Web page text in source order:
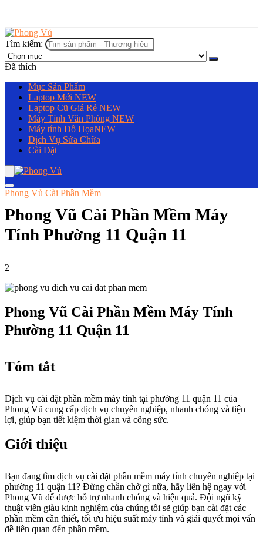
Tìm kiếm:
Đã thích
Mục Sản Phẩm
Laptop Mới NEW
Laptop Cũ Giá Rẻ NEW
Máy Tính Văn Phòng NEW
Máy tính Đồ HọaNEW
Dịch Vụ Sửa Chữa
Cài Đặt
Phong Vủ Cài Phần Mềm
Phong Vũ Cài Phần Mềm Máy
Tính Phường 11 Quận 11
2
Phong Vũ Cài Phần Mềm Máy Tính
Phường 11 Quận 11
Tóm tắt
Dịch vụ cài đặt phần mềm máy tính tại phường 11 quận 11 của
Phong Vũ cung cấp dịch vụ chuyên nghiệp, nhanh chóng và tiện
lợi, giúp bạn tiết kiệm thời gian và công sức.
Giới thiệu
Bạn đang tìm dịch vụ cài đặt phần mềm máy tính chuyên nghiệp tại
phường 11 quận 11? Đừng chần chờ gì nữa, hãy liên hệ ngay với
Phong Vũ để được hỗ trợ nhanh chóng và hiệu quả. Đội ngũ kỹ
thuật viên giàu kinh nghiệm của chúng tôi sẽ giúp bạn cài đặt các
phần mềm cần thiết, tối ưu hiệu suất máy tính và giải quyết mọi vấn
đề liên quan đến phần mềm.